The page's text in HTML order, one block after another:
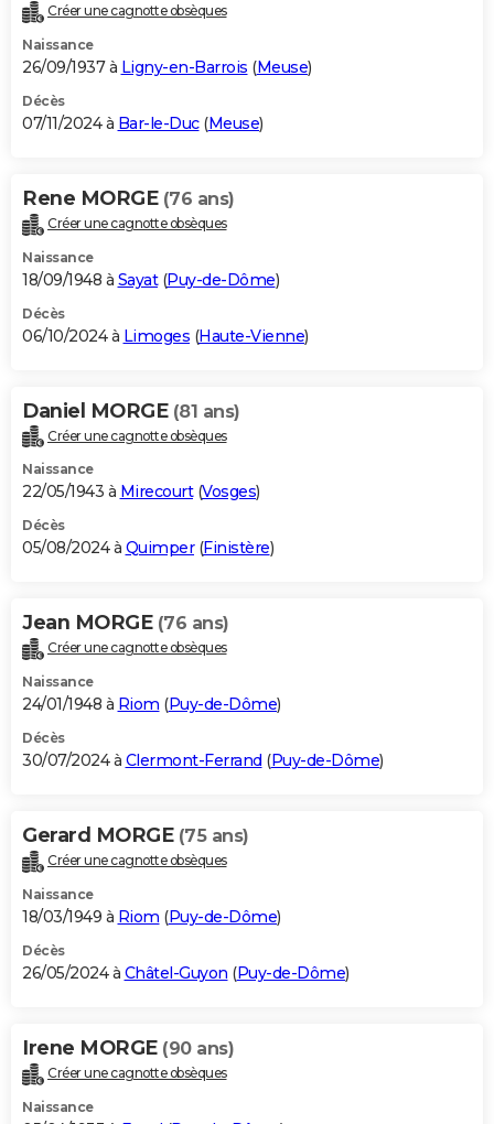
Créer une cagnotte obsèques
Naissance
26/09/1937 à Ligny-en-Barrois (Meuse)
Décès
07/11/2024 à Bar-le-Duc(Meuse)
Rene MORGE (76 ans)
Créer une cagnotte obsèques
Naissance
18/09/1948 à Sayat(Puy-de-Dôme)
Décès
06/10/2024 à Limoges (Haute-Vienne)
Daniel MORGE (81 ans)
Créer une cagnotte obsèques
Naissance
22/05/1943 à Mirecourt(Vosges)
Décès
05/08/2024 à Quimper(Finistère)
Jean MORGE (76 ans)
Créer une cagnotte obsèques
Naissance
24/01/1948 à Riom (Puy-de-Dôme)
Décès
30/07/2024 à Clermont-Ferrand (Puy-de-Dôme)
Gerard MORGE (75 ans)
Créer une cagnotte obsèques
Naissance
18/03/1949 à Riom (Puy-de-Dôme)
Décès
26/05/2024 à Châtel-Guyon (Puy-de-Dôme)
Irene MORGE (90 ans)
Créer une cagnotte obsèques
Naissance